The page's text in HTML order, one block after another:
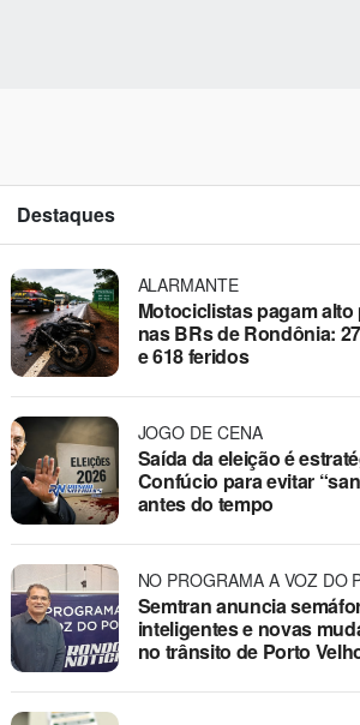
Destaques
ALARMANTE
Motociclistas pagam alto
nas BRs de Rondônia:
e 618 feridos
JOGO DE CENA
Saída da eleição é
Confúcio para evitar
antes do tempo
NO PROGRAMA A VOZ DO
Semtran anuncia
inteligentes e novas
no trânsito de Porto